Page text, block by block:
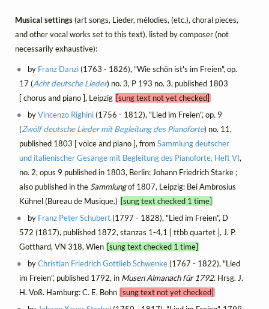
Musical settings(art songs, Lieder, mélodies, (etc.), choral pieces,
and other vocal works set to this text), listed by composer (not
necessarily exhaustive):
by Franz Danzi(1763 - 1826), "Wie schön ist's im Freien", op.
17 (Acht deutsche Lieder) no. 3, P 193 no. 3, published 1803
[ chorus and piano ], Leipzig [sung text not yet checked]
byVincenzo Righini(1756 - 1812), "Lied im Freien", op. 9
(Zwölf deutsche Lieder mit Begleitung des Pianoforte) no. 11,
published 1803 [ voice and piano ], from Sammlung deutscher
und italienischer Gesänge mit Begleitung des Pianoforte, Heft VI,
no. 2, opus 9 published in 1803, Berlin: Johann Friedrich Starke ;
also published in the Sammlungof 1807, Leipzig: Bei Ambrosius
Kühnel (Bureau de Musique.) [sung text checked 1 time]
by Franz Peter Schubert(1797 - 1828), "Lied im Freien", D
572 (1817), published 1872, stanzas 1-4,1 [ ttbb quartet ], J. P.
Gotthard, VN 318, Wien [sung text checked 1 time]
byChristian Friedrich Gottlieb Schwenke(1767 - 1822), "Lied
im Freien", published 1792, in Musen Almanach für 1792. Hrsg. J.
H. Voß. Hamburg: C. E. Bohn [sung text not yet checked]